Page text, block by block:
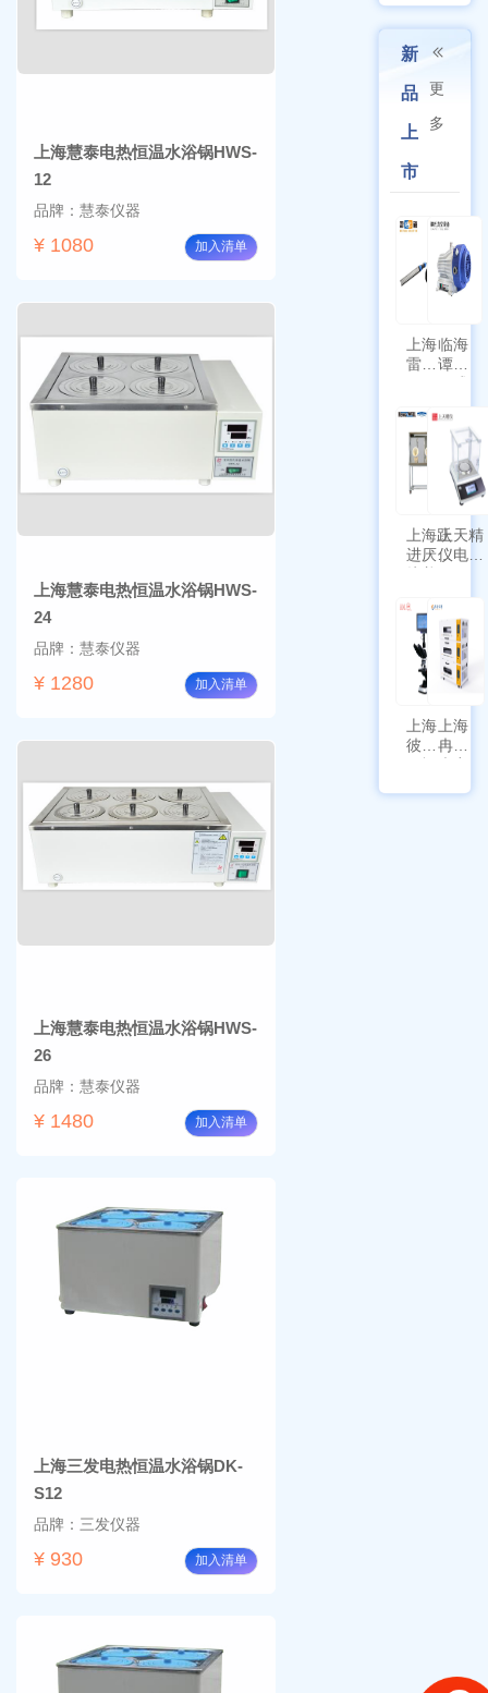
上海慧泰电热恒温水浴锅HWS-
12
品牌：慧泰仪器
¥ 1080 加入清单
上海慧泰电热恒温水浴锅HWS-
24
品牌：慧泰仪器
¥ 1280 加入清单
上海慧泰电热恒温水浴锅HWS-
26
品牌：慧泰仪器
¥ 1480 加入清单
上海三发电热恒温水浴锅DK-
S12
品牌：三发仪器
¥ 930 加入清单
新
品
上
市
更
多
上海
雷磁
符合
新国
标带
功能
临海
谭氏
干式
泵
SPL-
10
上海跃
进厌氧
培养箱
III-T
上天精
仪电子
带审计
追踪功
能
上海
彼爱
姆视
上海
冉绘
大容